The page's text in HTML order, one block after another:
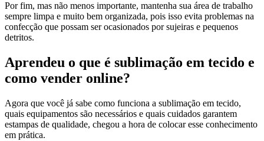
Por fim, mas não menos importante, mantenha sua área de trabalho
sempre limpa e muito bem organizada, pois isso evita problemas na
confecção que possam ser ocasionados por sujeiras e pequenos
detritos.
Aprendeu o que é sublimação em tecido e
como vender online?
Agora que você já sabe como funciona a sublimação em tecido,
quais equipamentos são necessários e quais cuidados garantem
estampas de qualidade, chegou a hora de colocar esse conhecimento
em prática.